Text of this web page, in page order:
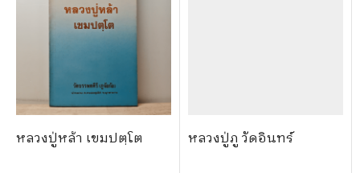
หลวงปู่หล้า เขมปตฺโต หลวงปู่ภู วัดอินทร์